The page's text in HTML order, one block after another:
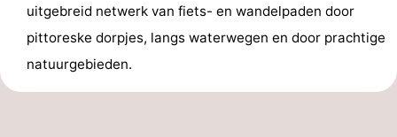
uitgebreid netwerk van fiets- en wandelpaden door
pittoreske dorpjes, langs waterwegen en door prachtige
natuurgebieden.